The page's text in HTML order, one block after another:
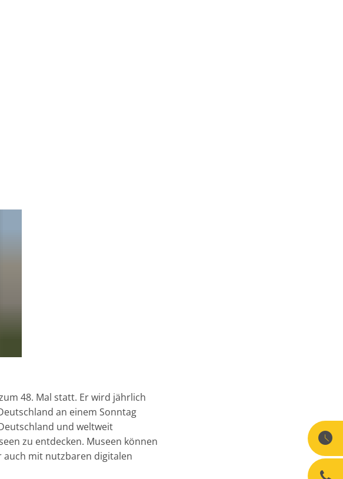
48. Mal statt. Er wird jährlich
an einem Sonntag
und weltweit
zu entdecken. Museen können
auch mit nutzbaren digitalen